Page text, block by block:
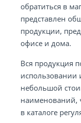
обратиться в
представлен
продукции,
офисе и дома.
Вся продукция
использовании
небольшой
наименований,
в каталоге